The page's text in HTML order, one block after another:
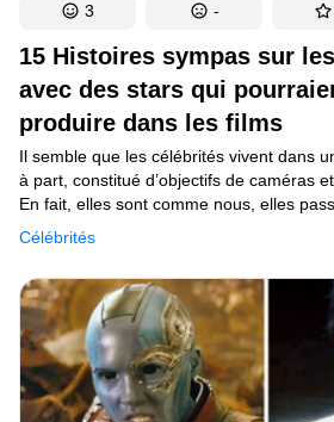
15 Histoires sympas sur
avec des stars qui
produire dans les films
Célébrités
Il semble que les célébrités vivent dans
à part, constitué d’objectifs de caméras
En fait, elles sont comme nous, elles
des cafés, vont au zoo et parlent à des
ont décrit les circonstances dans
célébrités et ont partagé leurs
3 -